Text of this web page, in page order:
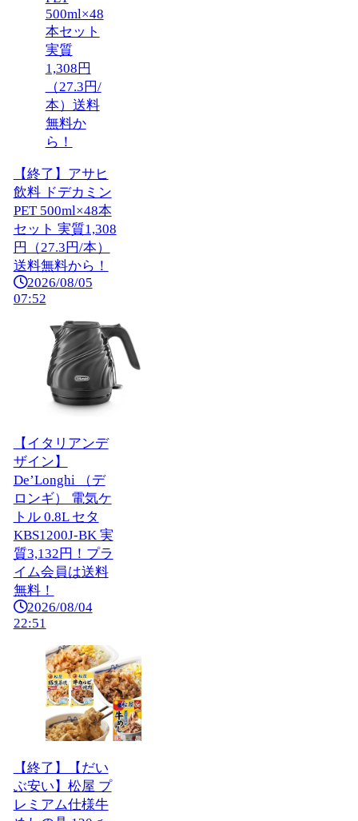
【終了】アサヒ
飲料 ドデカミン
PET 500ml×48本
セット 実質1,308
円（27.3円/本）
送料無料から！
2026/08/05
07:52
【イタリアンデ
ザイン】
De’Longhi （デ
ロンギ） 電気ケ
トル 0.8L セタ
KBS1200J-BK 実
質3,132円！プラ
イム会員は送料
無料！
2026/08/04
22:51
【終了】【だい
ぶ安い】松屋 プ
レミアム仕様牛